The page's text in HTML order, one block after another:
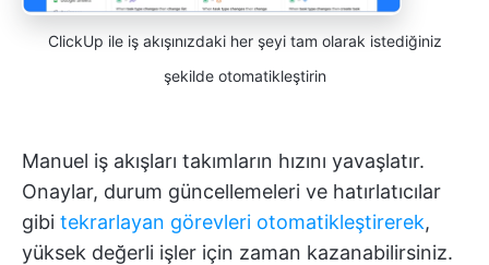
ClickUp ile iş akışınızdaki her şeyi tam olarak istediğiniz
şekilde otomatikleştirin
Manuel iş akışları takımların hızını yavaşlatır.
Onaylar, durum güncellemeleri ve hatırlatıcılar
gibi tekrarlayan görevleri otomatikleştirerek,
yüksek değerli işler için zaman kazanabilirsiniz.